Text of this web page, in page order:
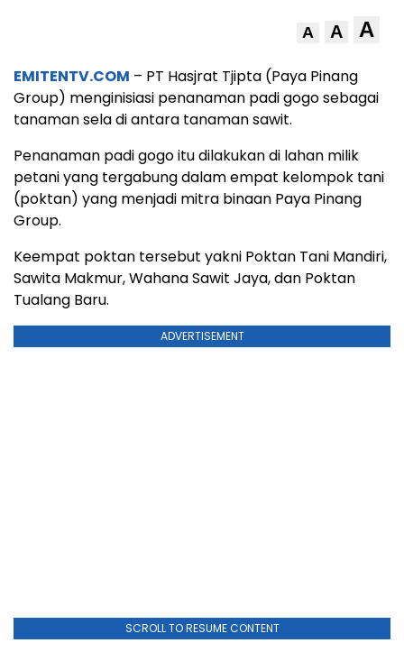
A A A
EMITENTV.COM – PT Hasjrat Tjipta (Paya Pinang
Group) menginisiasi penanaman padi gogo sebagai
tanaman sela di antara tanaman sawit.
Penanaman padi gogo itu dilakukan di lahan milik
petani yang tergabung dalam empat kelompok tani
(poktan) yang menjadi mitra binaan Paya Pinang
Group.
Keempat poktan tersebut yakni Poktan Tani Mandiri,
Sawita Makmur, Wahana Sawit Jaya, dan Poktan
Tualang Baru.
ADVERTISEMENT
SCROLL TO RESUME CONTENT